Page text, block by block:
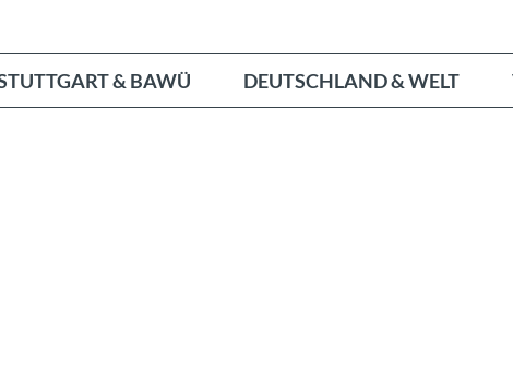
& BAWÜ DEUTSCHLAND & WELT